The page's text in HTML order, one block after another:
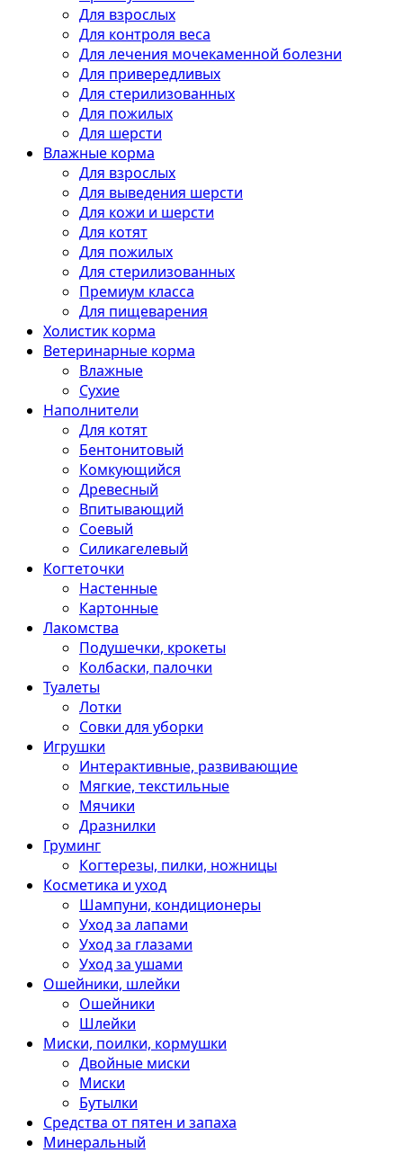
Для взрослых
Для контроля веса
Для лечения мочекаменной болезни
Для привередливых
Для стерилизованных
Для пожилых
Для шерсти
Влажные корма
Для взрослых
Для выведения шерсти
Для кожи и шерсти
Для котят
Для пожилых
Для стерилизованных
Премиум класса
Для пищеварения
Холистик корма
Ветеринарные корма
Влажные
Сухие
Наполнители
Для котят
Бентонитовый
Комкующийся
Древесный
Впитывающий
Соевый
Силикагелевый
Когтеточки
Настенные
Картонные
Лакомства
Подушечки, крокеты
Колбаски, палочки
Туалеты
Лотки
Совки для уборки
Игрушки
Интерактивные, развивающие
Мягкие, текстильные
Мячики
Дразнилки
Груминг
Когтерезы, пилки, ножницы
Косметика и уход
Шампуни, кондиционеры
Уход за лапами
Уход за глазами
Уход за ушами
Ошейники, шлейки
Ошейники
Шлейки
Миски, поилки, кормушки
Двойные миски
Миски
Бутылки
Средства от пятен и запаха
Минеральный